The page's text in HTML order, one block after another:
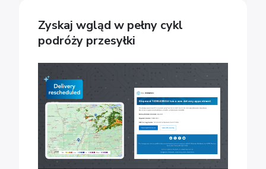
Zyskaj wgląd w pełny cykl
podróży przesyłki